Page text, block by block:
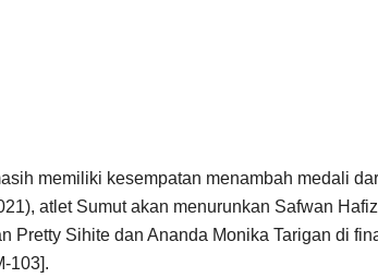
memiliki kesempatan menambah medali
atlet Sumut akan menurunkan Safwan
Pretty Sihite dan Ananda Monika Tarigan di
103].